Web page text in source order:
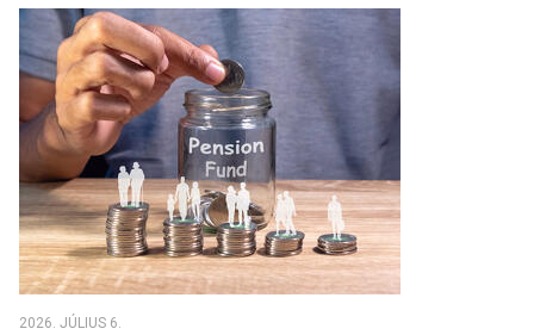
2026. JÚLIUS 6.